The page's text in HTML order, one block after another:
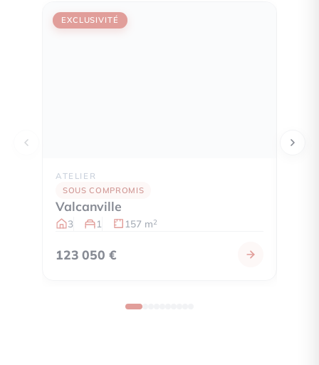
EXCLUSIVITÉ
ATELIER
SOUS COMPROMIS
Valcanville
3 1 157 m2
123 050 €